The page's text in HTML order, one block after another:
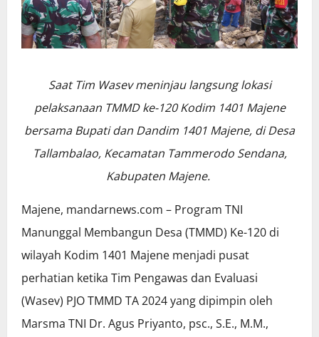
Saat Tim Wasev meninjau langsung lokasi
pelaksanaan TMMD ke-120 Kodim 1401 Majene
bersama Bupati dan Dandim 1401 Majene, di Desa
Tallambalao, Kecamatan Tammerodo Sendana,
Kabupaten Majene.
Majene, mandarnews.com – Program TNI
Manunggal Membangun Desa (TMMD) Ke-120 di
wilayah Kodim 1401 Majene menjadi pusat
perhatian ketika Tim Pengawas dan Evaluasi
(Wasev) PJO TMMD TA 2024 yang dipimpin oleh
Marsma TNI Dr. Agus Priyanto, psc., S.E., M.M.,